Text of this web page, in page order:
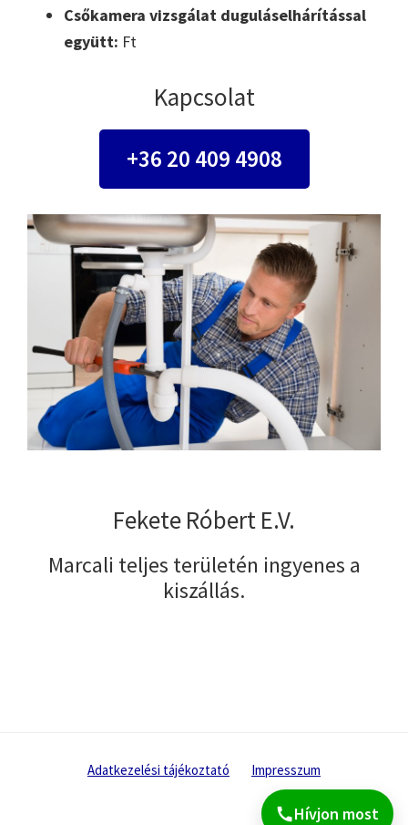
Csőkamera vizsgálat duguláselhárítással
együtt: Ft
Kapcsolat
+36 20 409 4908
Fekete Róbert E.V.
Marcali teljes területén ingyenes a
kiszállás.
Hívjon most
Adatkezelési tájékoztató Impresszum